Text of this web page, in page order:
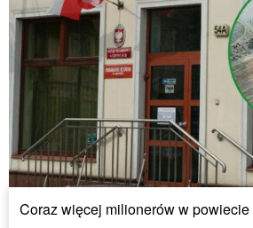
Coraz więcej milionerów w